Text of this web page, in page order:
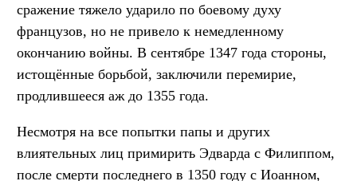
сражение тяжело ударило по боевому духу
французов, но не привело к немедленному
окончанию войны. В сентябре 1347 года стороны,
истощённые борьбой, заключили перемирие,
продлившееся аж до 1355 года.
Несмотря на все попытки папы и других
влиятельных лиц примирить Эдварда с Филиппом,
после смерти последнего в 1350 году с Иоанном,